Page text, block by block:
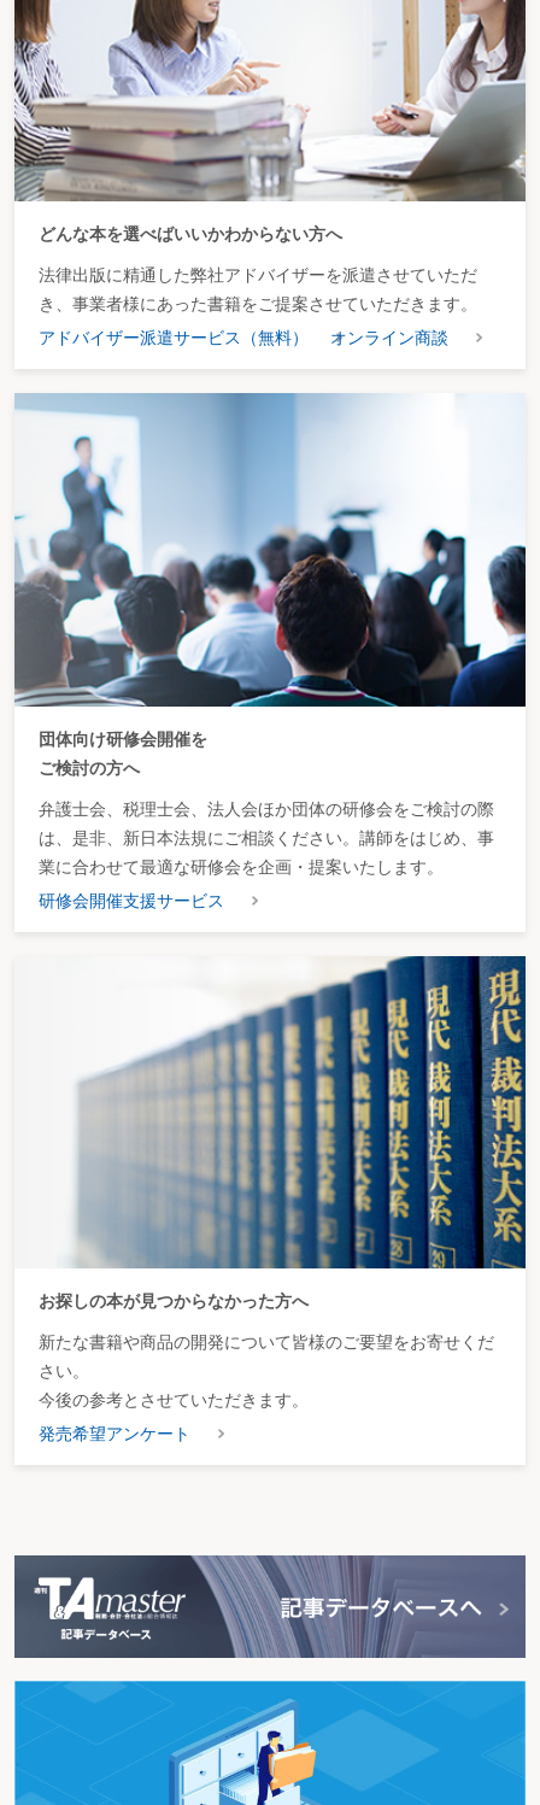
どんな本を選べばいいかわからない方へ
法律出版に精通した弊社アドバイザーを派遣させていただ
き、事業者様にあった書籍をご提案させていただきます。
アドバイザー派遣サービス（無料）
オンライン商談
団体向け研修会開催を
ご検討の方へ
弁護士会、税理士会、法人会ほか団体の研修会をご検討の際
は、是非、新日本法規にご相談ください。講師をはじめ、事
業に合わせて最適な研修会を企画・提案いたします。
研修会開催支援サービス
お探しの本が見つからなかった方へ
新たな書籍や商品の開発について皆様のご要望をお寄せくだ
さい。
今後の参考とさせていただきます。
発売希望アンケート